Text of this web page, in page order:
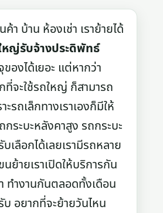
บ้าน ห้องเช่า เราย้ายได้
หญ่รับจ้างประดิพัทธ์
ของได้เยอะ แต่หากว่า
ที่จะใช้รถใหญ่ ก็สามารถ
ะรถเล็กทางเราเองก็มีให้
ระบะหลังคาสูง รถกระบะ
เลือกได้เลยเรามีรถหลาย
ย้ายเราเปิดให้บริการกัน
ทำงานกันตลอดทั้งเดือน
อยากที่จะย้ายวันไหน